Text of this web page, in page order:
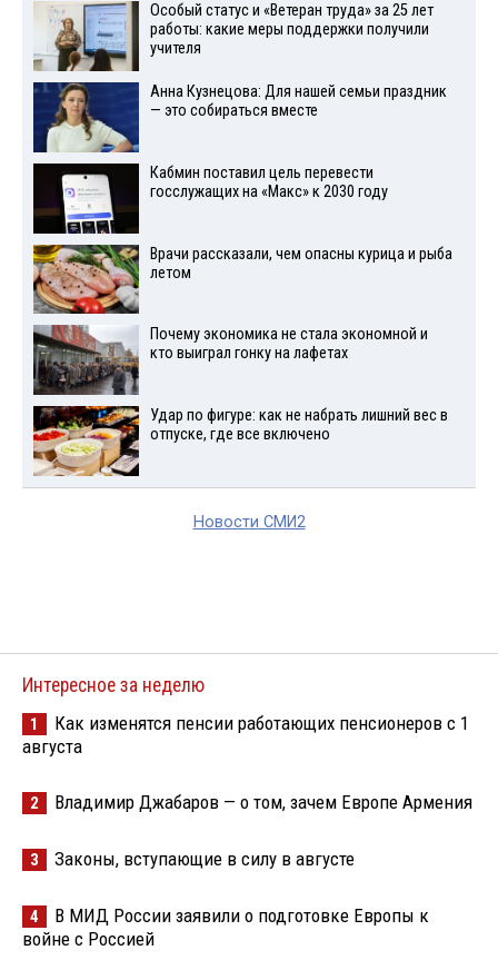
Особый статус и «Ветеран труда» за 25 лет
работы: какие меры поддержки получили
учителя
Анна Кузнецова: Для нашей семьи праздник
— это собираться вместе
Кабмин поставил цель перевести
госслужащих на «Макс» к 2030 году
Врачи рассказали, чем опасны курица и рыба
летом
Почему экономика не стала экономной и
кто выиграл гонку на лафетах
Удар по фигуре: как не набрать лишний вес в
отпуске, где все включено
Новости СМИ2
Интересное за неделю
1
Как изменятся пенсии работающих пенсионеров с 1
августа
2 Владимир Джабаров — о том, зачем Европе Армения
3 Законы, вступающие в силу в августе
4
В МИД России заявили о подготовке Европы к
войне с Россией